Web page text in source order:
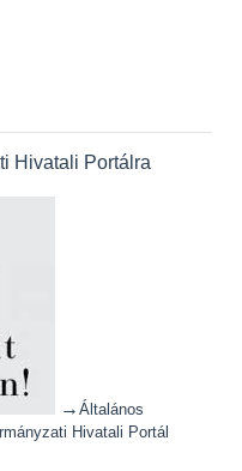
Hivatali Portálra
→ Általános
Hivatali Portál